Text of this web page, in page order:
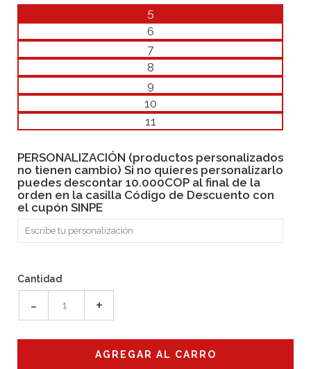
5
6
7
8
9
10
11
PERSONALIZACIÓN (productos personalizados
no tienen cambio) Si no quieres personalizarlo
puedes descontar 10.000COP al final de la
orden en la casilla Código de Descuento con
el cupón SINPE
Cantidad
- +